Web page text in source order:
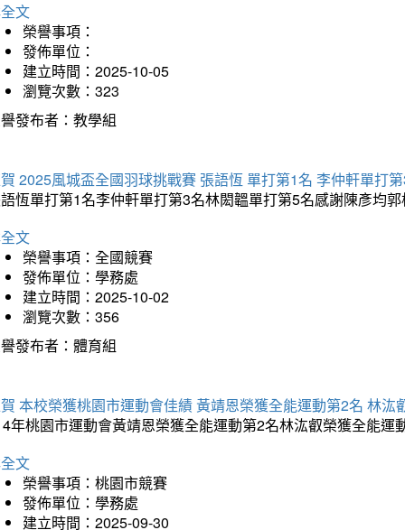
文
榮譽事項：
發佈單位：
建立時間：2025-10-05
瀏覽次數：323
發布者：教學組
2025風城盃全國羽球挑戰賽 張語恆 單打第1名 李仲軒單打
恆單打第1名李仲軒單打第3名林閎韞單打第5名感謝陳彥均
文
榮譽事項：全國競賽
發佈單位：學務處
建立時間：2025-10-02
瀏覽次數：356
發布者：體育組
本校榮獲桃園市運動會佳績 黃靖恩榮獲全能運動第2名 林汯
年桃園市運動會黃靖恩榮獲全能運動第2名林汯叡榮獲全能運
文
榮譽事項：桃園市競賽
發佈單位：學務處
建立時間：2025-09-30